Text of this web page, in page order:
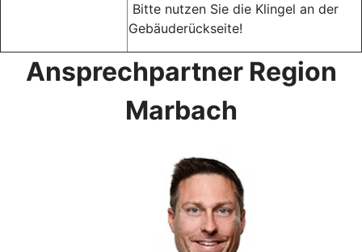
Bitte nutzen Sie die Klingel an der
Gebäuderückseite!
Ansprechpartner Region
Marbach